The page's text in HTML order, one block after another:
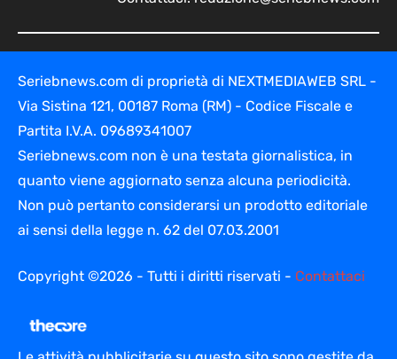
Seriebnews.com di proprietà di NEXTMEDIAWEB SRL -
Via Sistina 121, 00187 Roma (RM) - Codice Fiscale e
Partita I.V.A. 09689341007
Seriebnews.com non è una testata giornalistica, in
quanto viene aggiornato senza alcuna periodicità.
Non può pertanto considerarsi un prodotto editoriale
ai sensi della legge n. 62 del 07.03.2001
Copyright ©2026 - Tutti i diritti riservati - Contattaci